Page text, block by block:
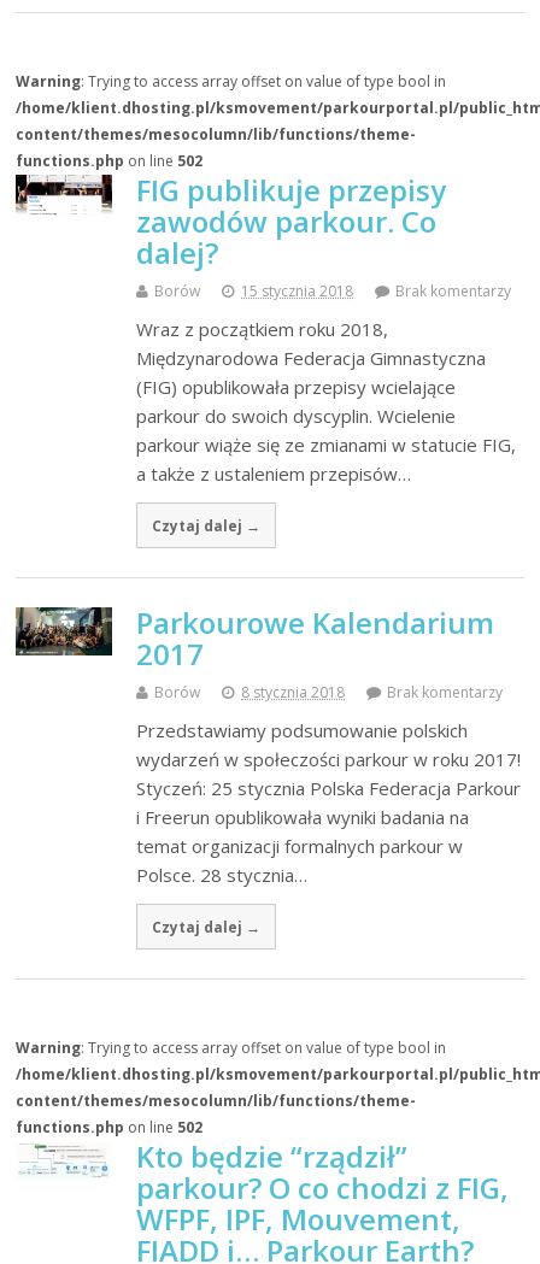
Warning: Trying to access array offset on value of type bool in
/home/klient.dhosting.pl/ksmovement/parkourportal.pl/
content/themes/mesocolumn/lib/functions/theme-
functions.php on line 502
FIG publikuje przepisy
zawodów parkour. Co
dalej?
Borów 15 stycznia 2018 Brak komentarzy
Wraz z początkiem roku 2018,
Międzynarodowa Federacja Gimnastyczna
(FIG) opublikowała przepisy wcielające
parkour do swoich dyscyplin. Wcielenie
parkour wiąże się ze zmianami w statucie FIG,
a także z ustaleniem przepisów…
Czytaj dalej →
Parkourowe Kalendarium
2017
Borów 8 stycznia 2018 Brak komentarzy
Przedstawiamy podsumowanie polskich
wydarzeń w społeczości parkour w roku 2017!
Styczeń: 25 stycznia Polska Federacja Parkour
i Freerun opublikowała wyniki badania na
temat organizacji formalnych parkour w
Polsce. 28 stycznia…
Czytaj dalej →
Warning: Trying to access array offset on value of type bool in
/home/klient.dhosting.pl/ksmovement/parkourportal.pl/
content/themes/mesocolumn/lib/functions/theme-
functions.php on line 502
Kto będzie “rządził”
parkour? O co chodzi z FIG,
WFPF, IPF, Mouvement,
FIADD i… Parkour Earth?